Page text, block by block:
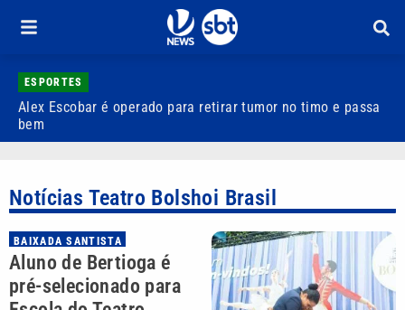
ESPORTES
Alex Escobar é operado para retirar tumor no timo e passa
bem
Notícias Teatro Bolshoi Brasil
BAIXADA SANTISTA
Aluno de Bertioga é
pré-selecionado para